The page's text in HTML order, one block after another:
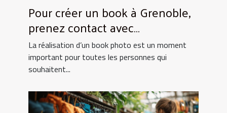
Pour créer un book à Grenoble,
prenez contact avec
UtopikPhoto !
La réalisation d’un book photo est un moment
important pour toutes les personnes qui
souhaitent...